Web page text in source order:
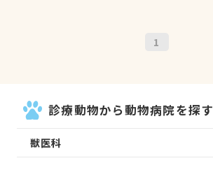
1
診療動物から動物病院を探す
獣医科